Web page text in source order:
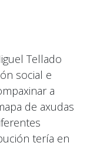
Tellado
social e
a
de axudas
tería en